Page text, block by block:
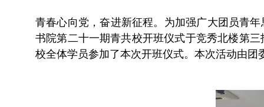
青春心向党，奋进新征程。为加强广大团员青
书院第二十一期青共校开班仪式于竞秀北楼第
校全体学员参加了本次开班仪式。本次活动由